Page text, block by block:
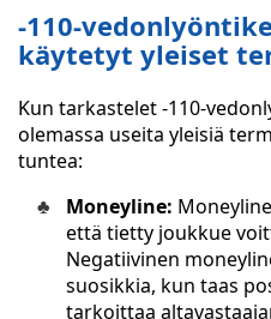
-110-
käytetyt yleiset
Kun tarkastelet -110-
olemassa useita yleisiä
tuntea:
Moneyline:
että tietty joukkue
Negatiivinen
suosikkia, kun taas
tarkoittaa